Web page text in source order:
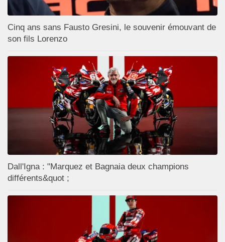
Cinq ans sans Fausto Gresini, le souvenir émouvant de
son fils Lorenzo
Dall'Igna : "Marquez et Bagnaia deux champions
différents&quot ;